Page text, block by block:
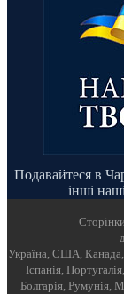
Подавайтеся в
інші наші
Україна, США, Канада,
Іспанія,
Болгарія, Румунія,